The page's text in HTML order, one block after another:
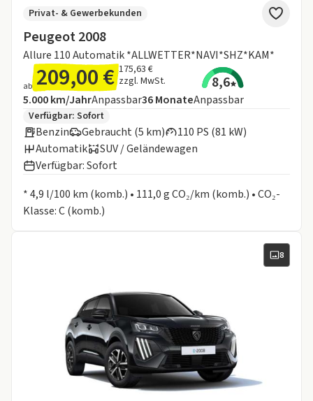
Peugeot 2008
Allure 110 Automatik *ALLWETTER*NAVI*SHZ*KAM*
Privat- & Gewerbekunden
ab 209,00 € 175,63 €
zzgl. MwSt.
8,6
Angebotsdetails:
Inklusive Laufleistung
5.000 km/JahrAnpassbarLaufzeit
36MonateAnpassbar
Zusätzliche Fahrzeuginformationen:
Verfügbar: Sofort
Benzin Gebraucht (5 km)
110 PS (81 kW)
Automatik
SUV / Geländewagen
Verfügbar: Sofort
* 4,9 l/100 km (komb.) • 111,0 g CO₂/km (komb.) • CO₂-
Klasse: C (komb.)
8